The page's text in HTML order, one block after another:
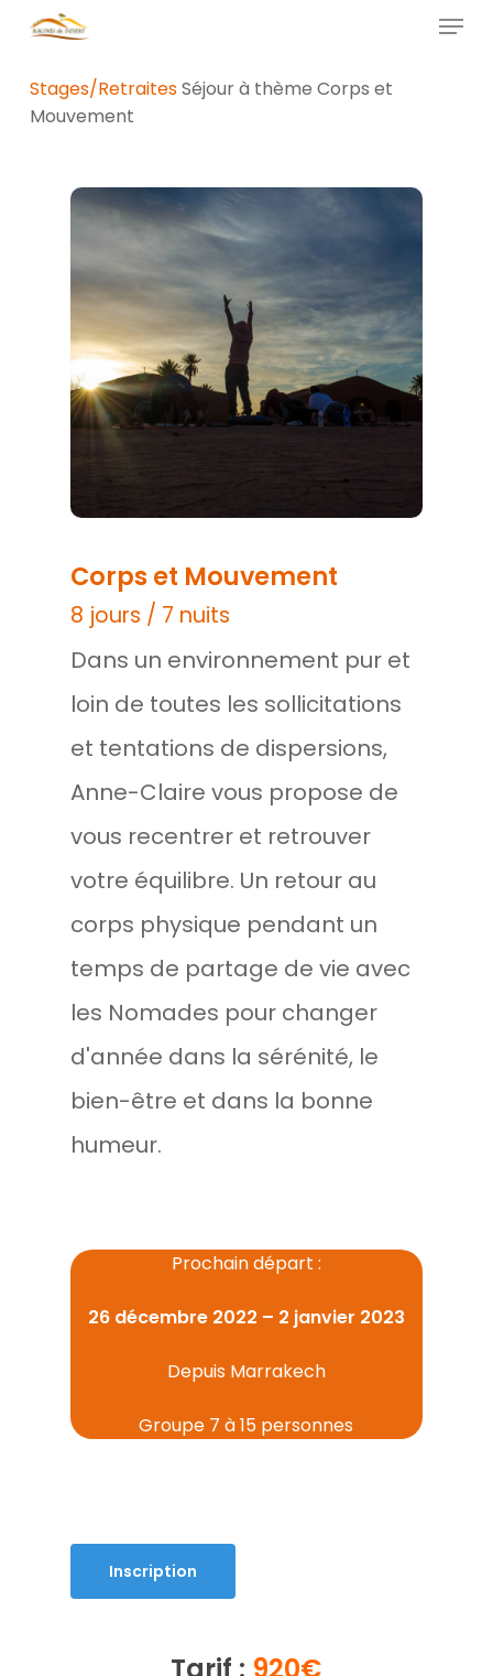
content
Menu
Stages/RetraitesSéjour à thème Corps et
Mouvement
Corps et Mouvement
8 jours / 7 nuits
Dans un environnement pur et
loin de toutes les sollicitations
et tentations de dispersions,
Anne-Claire vous propose de
vous recentrer et retrouver
votre équilibre. Un retour au
corps physique pendant un
temps de partage de vie avec
les Nomades pour changer
d'année dans la sérénité, le
bien-être et dans la bonne
humeur.
Prochain départ :
26 décembre 2022 – 2 janvier 2023
Depuis Marrakech
Groupe 7 à 15 personnes
Inscription
Tarif : 920€